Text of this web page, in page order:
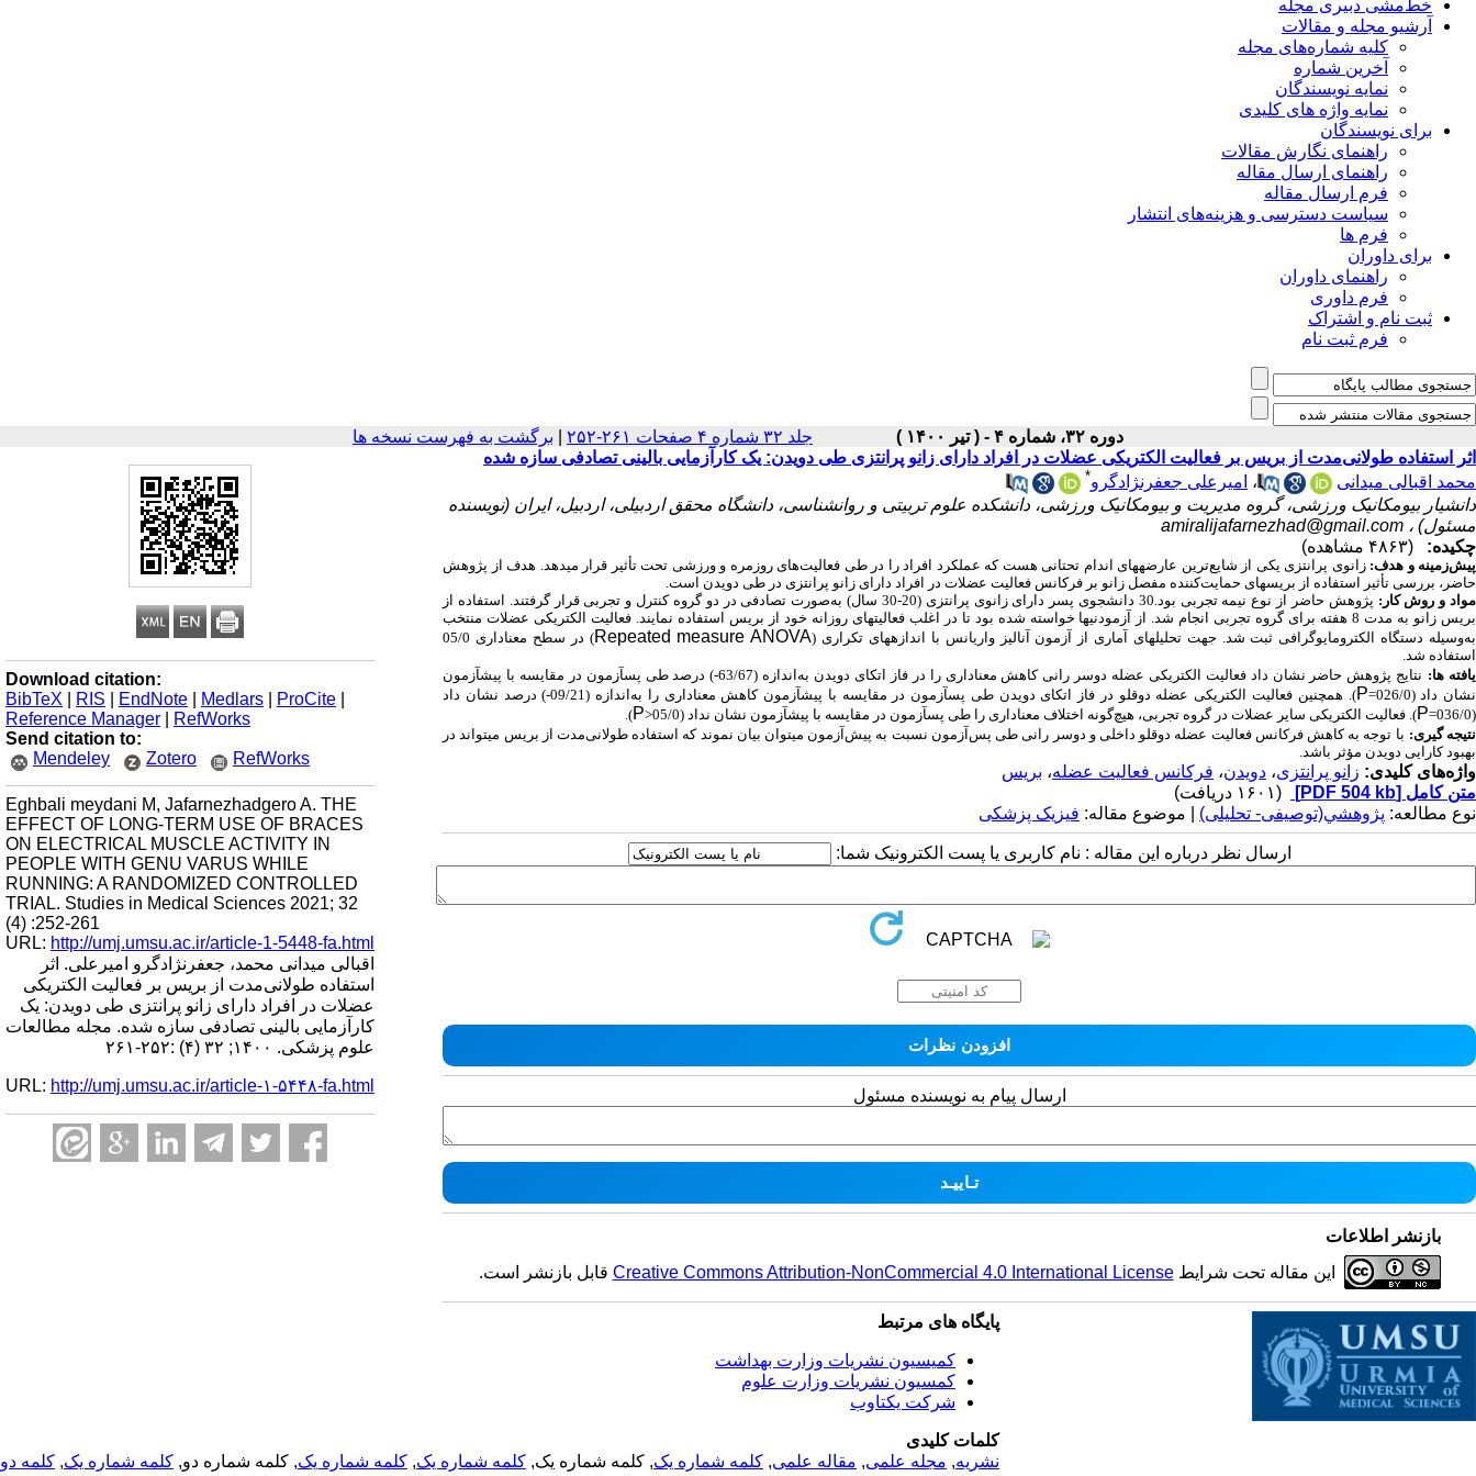
خط‌مشی دبیری مجله
آرشیو مجله و مقالات
کلیه شماره‌های مجله
آخرین شماره
نمایه نویسندگان
نمایه واژه های کلیدی
برای نویسندگان
راهنمای نگارش مقالات
راهنمای ارسال مقاله
فرم ارسال مقاله
سیاست دسترسی و هزینه‌های انتشار
فرم ها
برای داوران
راهنمای داوران
فرم داوری
ثبت نام و اشتراک
فرم ثبت نام
دوره ۳۲، شماره ۴ - ( تیر ۱۴۰۰ ) جلد ۳۲ شماره ۴ صفحات ۲۶۱-۲۵۲ برگشت به فهرست نسخه ها
Download citation:
BibTeX
RIS EndNote Medlars ProCite
Reference Manager
RefWorks
Send citation to:
Mendeley
Zotero RefWorks
Eghbali meydani M, Jafarnezhadgero A. THE
EFFECT OF LONG-TERM USE OF BRACES
ON ELECTRICAL MUSCLE ACTIVITY IN
PEOPLE WITH GENU VARUS WHILE
RUNNING: A RANDOMIZED CONTROLLED
TRIAL. Studies in Medical Sciences 2021; 32
(4) :252-261
URL: http://umj.umsu.ac.ir/article-1-5448-fa.html
اقبالی میدانی محمد، جعفرنژادگرو امیرعلی. اثر
استفاده طولانی‌مدت از بریس بر فعالیت الکتریکی
عضلات در افراد دارای زانو پرانتزی طی دویدن: یک
کارآزمایی بالینی تصادفی سازه شده. مجله مطالعات
علوم پزشکی. ۱۴۰۰; ۳۲ (۴) :۲۵۲-۲۶۱
URL: http://umj.umsu.ac.ir/article-۱-۵۴۴۸-fa.html
اثر استفاده طولانی‌مدت از بریس بر فعالیت الکتریکی عضلات در افراد دارای زانو پرانتزی طی دویدن: یک کارآزمایی بالینی تصادفی سازه شده
محمد اقبالی میدانی
، امیرعلی جعفرنژادگرو*
دانشیار بیومکانیک ورزشی، گروه مدیریت و بیومکانیک ورزشی، دانشکده علوم تربیتی و روانشناسی، دانشگاه محقق اردبیلی، اردبیل، ایران (نویسنده
مسئول) ، amiralijafarnezhad@gmail.com
چکیده:
(۴۸۶۳ مشاهده)
پیش‌زمینه و هدف: زانوی پرانتزی یکی از شایع‌ترین عارضه­های اندام تحتانی هست که عملکرد افراد را در طی فعالیت‌های روزمره و ورزشی تحت تأثیر قرار می­دهد. هدف از پژوهش
حاضر، بررسی تأثیر استفاده از بریس­های حمایت‌کننده مفصل زانو بر فرکانس فعالیت عضلات در افراد دارای زانو پرانتزی در طی دویدن است.
مواد و روش‌ کار:
پژوهش حاضر از نوع نیمه تجربی بود.30 دانشجوی پسر دارای زانوی پرانتزی (20-30 سال) به‌صورت تصادفی در دو گروه کنترل و تجربی قرار گرفتند. استفاده از
بریس زانو به مدت 8 هفته برای گروه تجربی انجام شد. از آزمودنی­ها خواسته شده بود تا در اغلب فعالیت­های روزانه خود از بریس استفاده نمایند. فعالیت الکتریکی عضلات منتخب
به‌وسیله دستگاه الکترومایوگرافی ثبت شد. جهت تحلیل­های آماری از آزمون آنالیز واریانس با اندازه­های تکراری (Repeated measure ANOVA
) در سطح معناداری 05/0
استفاده شد.
یافته ­ها:
نتایج پژوهش حاضر نشان داد فعالیت الکتریکی عضله دوسر رانی کاهش معناداری را در فاز اتکای دویدن به‌اندازه (63/67-) درصد طی پس­آزمون در مقایسه با پیش­آزمون
نشان داد (026/0=
P
). همچنین فعالیت الکتریکی عضله دوقلو در فاز اتکای دویدن طی پس­آزمون در مقایسه با پیش­آزمون کاهش معناداری را به‌اندازه (09/21-) درصد نشان داد
(036/0=
P). فعالیت الکتریکی سایر عضلات در گروه تجربی، هیچ‌گونه اختلاف معناداری را طی پس­آزمون در مقایسه با پیش­آزمون نشان نداد (05/0< P
).
نتیجه ­گیری: با توجه به کاهش فرکانس فعالیت عضله دوقلو داخلی و دوسر رانی طی پس‌آزمون نسبت به پیش‌آزمون می­توان بیان نموند که استفاده طولانی‌مدت از بریس می­تواند در
بهبود کارایی دویدن مؤثر باشد.
واژه‌های کلیدی: زانو پرانتزی، دویدن، فرکانس فعالیت عضله، بریس
متن کامل [PDF 504 kb]
(۱۶۰۱ دریافت)
نوع مطالعه: پژوهشي(توصیفی- تحلیلی) | موضوع مقاله: فیزیک پزشکی
ارسال نظر درباره این مقاله : نام کاربری یا پست الکترونیک شما:
ارسال پیام به نویسنده مسئول
بازنشر اطلاعات
این مقاله تحت شرایطCreative Commons Attribution-NonCommercial 4.0 International License قابل بازنشر است.
پایگاه های مرتبط
کمیسیون نشریات وزارت بهداشت
کمسیون نشریات وزارت علوم
شرکت یکتاوب
کلمات کلیدی
نشریه, مجله علمی, مقاله علمی, کلمه شماره یک, کلمه شماره یک, کلمه شماره یک, کلمه شماره یک, کلمه شماره دو, کلمه شماره یک, کلمه دو